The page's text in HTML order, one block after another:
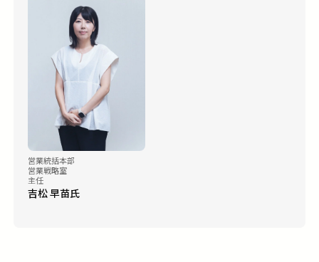
営業統括本部
営業戦略室
主任
吉松 早苗氏